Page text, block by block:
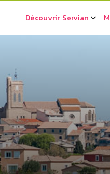
Découvrir Servian